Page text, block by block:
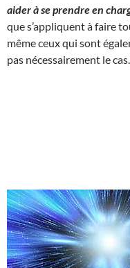
aider à se prendre en
que s’appliquent à faire
même ceux qui sont
pas nécessairement le